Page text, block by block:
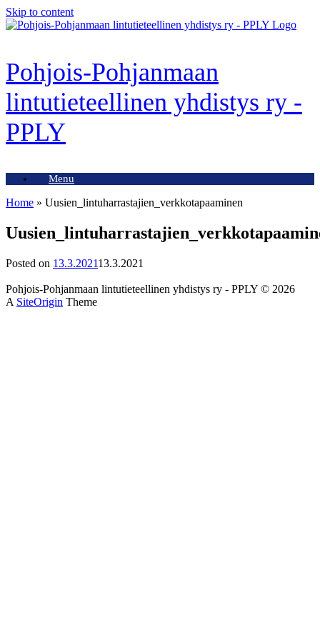
Skip to content
Pohjois-Pohjanmaan
lintutieteellinen yhdistys ry -
PPLY
Menu
Home » Uusien_lintuharrastajien_verkkotapaaminen
Posted on 13.3.202113.3.2021
Pohjois-Pohjanmaan lintutieteellinen yhdistys ry - PPLY © 2026
A SiteOrigin Theme